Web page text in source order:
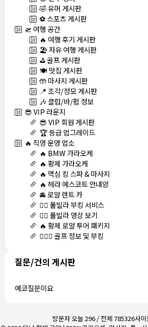
🤣 유머 게시판
⚽ 스포츠 게시판
🛫 여행 공간
🔥 여행 후기 게시판
🏖️ 자유 여행 게시판
⛳ 골프 게시판
🍽️ 맛집 게시판
🤲 마사지 게시판
📍 조각/정모 게시판
🎶 클럽/바/펍 정보
😎 VIP 라운지
😎 VIP 회원 게시판
🏆 등급 업그레이드
🔥 직영 운영 업소
🔥 BMW 가라오케
🔥 황제 가라오케
🔥 맥심 킹 스파 & 마사지
🔥 헤라 에스코트 안내양
🚘 로얄 렌트 카
🏊‍♀️ 풀빌라 부킹 서비스
🏊‍♀️ 풀빌라 영상 보기
🔥 황제 로얄 투어 패키지
🏌🏻‍♂️ 골프 정보 및 부킹
질문/건의 게시판
에코질문이요
방문자 오늘 296 / 전체 785326사이